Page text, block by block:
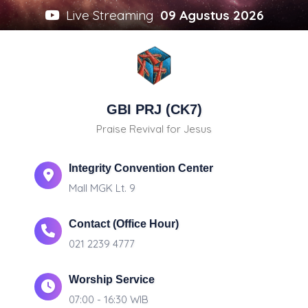
Live Streaming 09 Agustus 2026
GBI PRJ (CK7)
Praise Revival for Jesus
Integrity Convention Center
Mall MGK Lt. 9
Contact (Office Hour)
021 2239 4777
Worship Service
07:00 - 16:30 WIB